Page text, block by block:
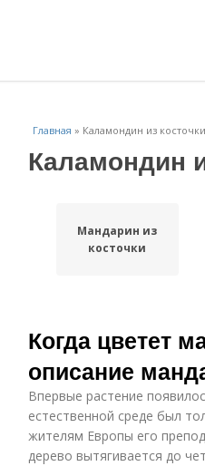
Главная » Каламондин из косточки
Каламондин
Мандарин из
косточки
Когда цветет
описание
Впервые растение
естественной среде был
жителям Европы его
дерево вытягивается до